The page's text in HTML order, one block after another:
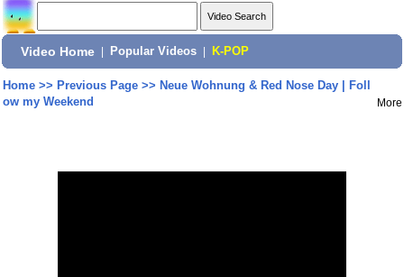
Video Home Popular Videos K-POP
Home>> Previous Page>> Neue Wohnung & Red Nose Day | Foll
ow my Weekend
More